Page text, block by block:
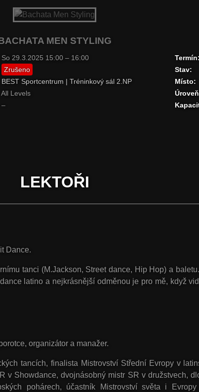
MEN STYLING
So 29.3.2025 15:00 – 16:00
Zrušeno
BEST Sportcentrum | Tréninkový sál 2.NP
All Levels
–
Termín:
Stav:
Místo:
LEKTOŘI
Dance.
tanci (M.Jackson, Street dance, Hip Hop) a
latino a nejkrásnější odměnou je pro mě, když
organizátor a manažer.
tancích, finalista Mistrovství Střední Evropy v
v Showdance, dvojnásobný mistr SR v družstvech,
pohárech, účastník Mistrovství světa i